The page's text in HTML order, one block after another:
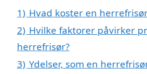
1) Hvad koster en
2) Hvilke faktorer påvirker
herrefrisør?
3) Ydelser, som en